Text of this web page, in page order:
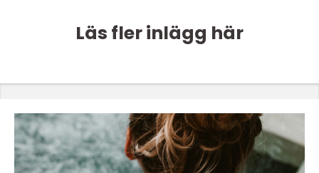
Läs fler inlägg här